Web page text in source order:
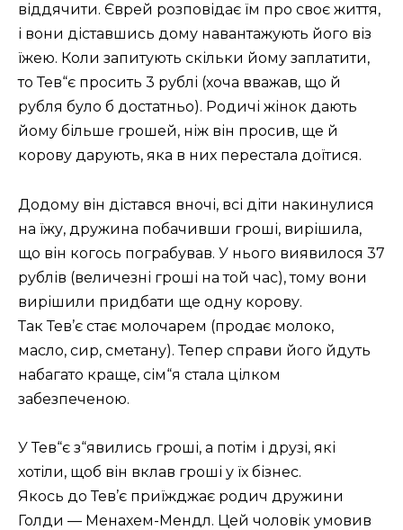
віддячити. Єврей розповідає їм про своє життя,
і вони діставшись дому навантажують його віз
їжею. Коли запитують скільки йому заплатити,
то Тев“є просить 3 рублі (хоча вважав, що й
рубля було б достатньо). Родичі жінок дають
йому більше грошей, ніж він просив, ще й
корову дарують, яка в них перестала доїтися.
Додому він дістався вночі, всі діти накинулися
на їжу, дружина побачивши гроші, вирішила,
що він когось пограбував. У нього виявилося 37
рублів (величезні гроші на той час), тому вони
вирішили придбати ще одну корову.
Так Тев’є стає молочарем (продає молоко,
масло, сир, сметану). Тепер справи його йдуть
набагато краще, сім“я стала цілком
забезпеченою.
У Тев“є з“явились гроші, а потім і друзі, які
хотіли, щоб він вклав гроші у їх бізнес.
Якось до Тев’є приїжджає родич дружини
Голди — Менахем-Мендл. Цей чоловік умовив